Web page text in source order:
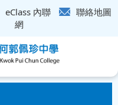
eClass 內聯
網
聯絡地圖